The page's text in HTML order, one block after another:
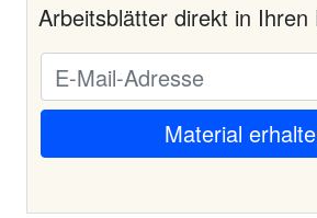
Arbeitsblätter direkt in Ihren